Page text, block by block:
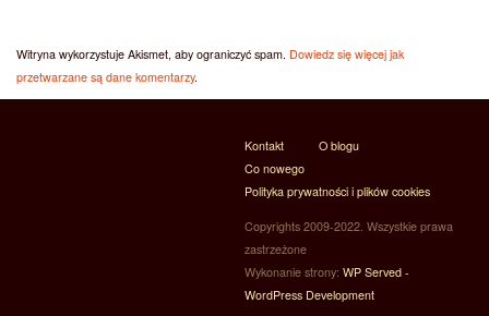
Witryna wykorzystuje Akismet, aby ograniczyć spam. Dowiedz się więcej jak
przetwarzane są dane komentarzy.
Kontakt
O blogu
Co nowego
Polityka prywatności i plików cookies
Copyrights 2009-2022. Wszystkie prawa
zastrzeżone
Wykonanie strony: WP Served -
WordPress Development